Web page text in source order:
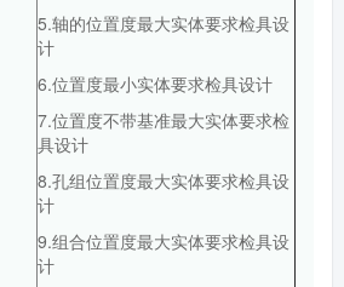
5.轴的位置度最大实体要求检具设
计
6.位置度最小实体要求检具设计
7.位置度不带基准最大实体要求检
具设计
8.孔组位置度最大实体要求检具设
计
9.组合位置度最大实体要求检具设
计